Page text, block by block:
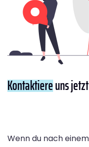
Kontaktiereuns
Wenn du nach